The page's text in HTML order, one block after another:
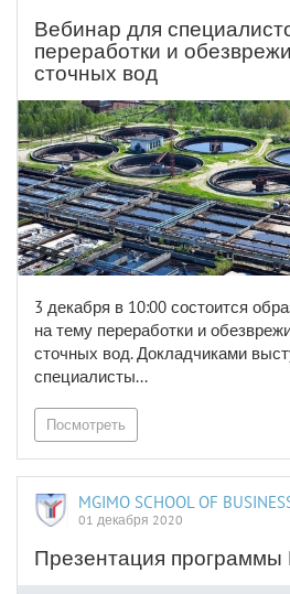
Вебинар для
переработки и
сточных вод
3 декабря в 10:00 состоится
на тему переработки и
сточных вод. Докладчиками
специалисты...
Посмотреть
01 декабря 2020
Презентация программы